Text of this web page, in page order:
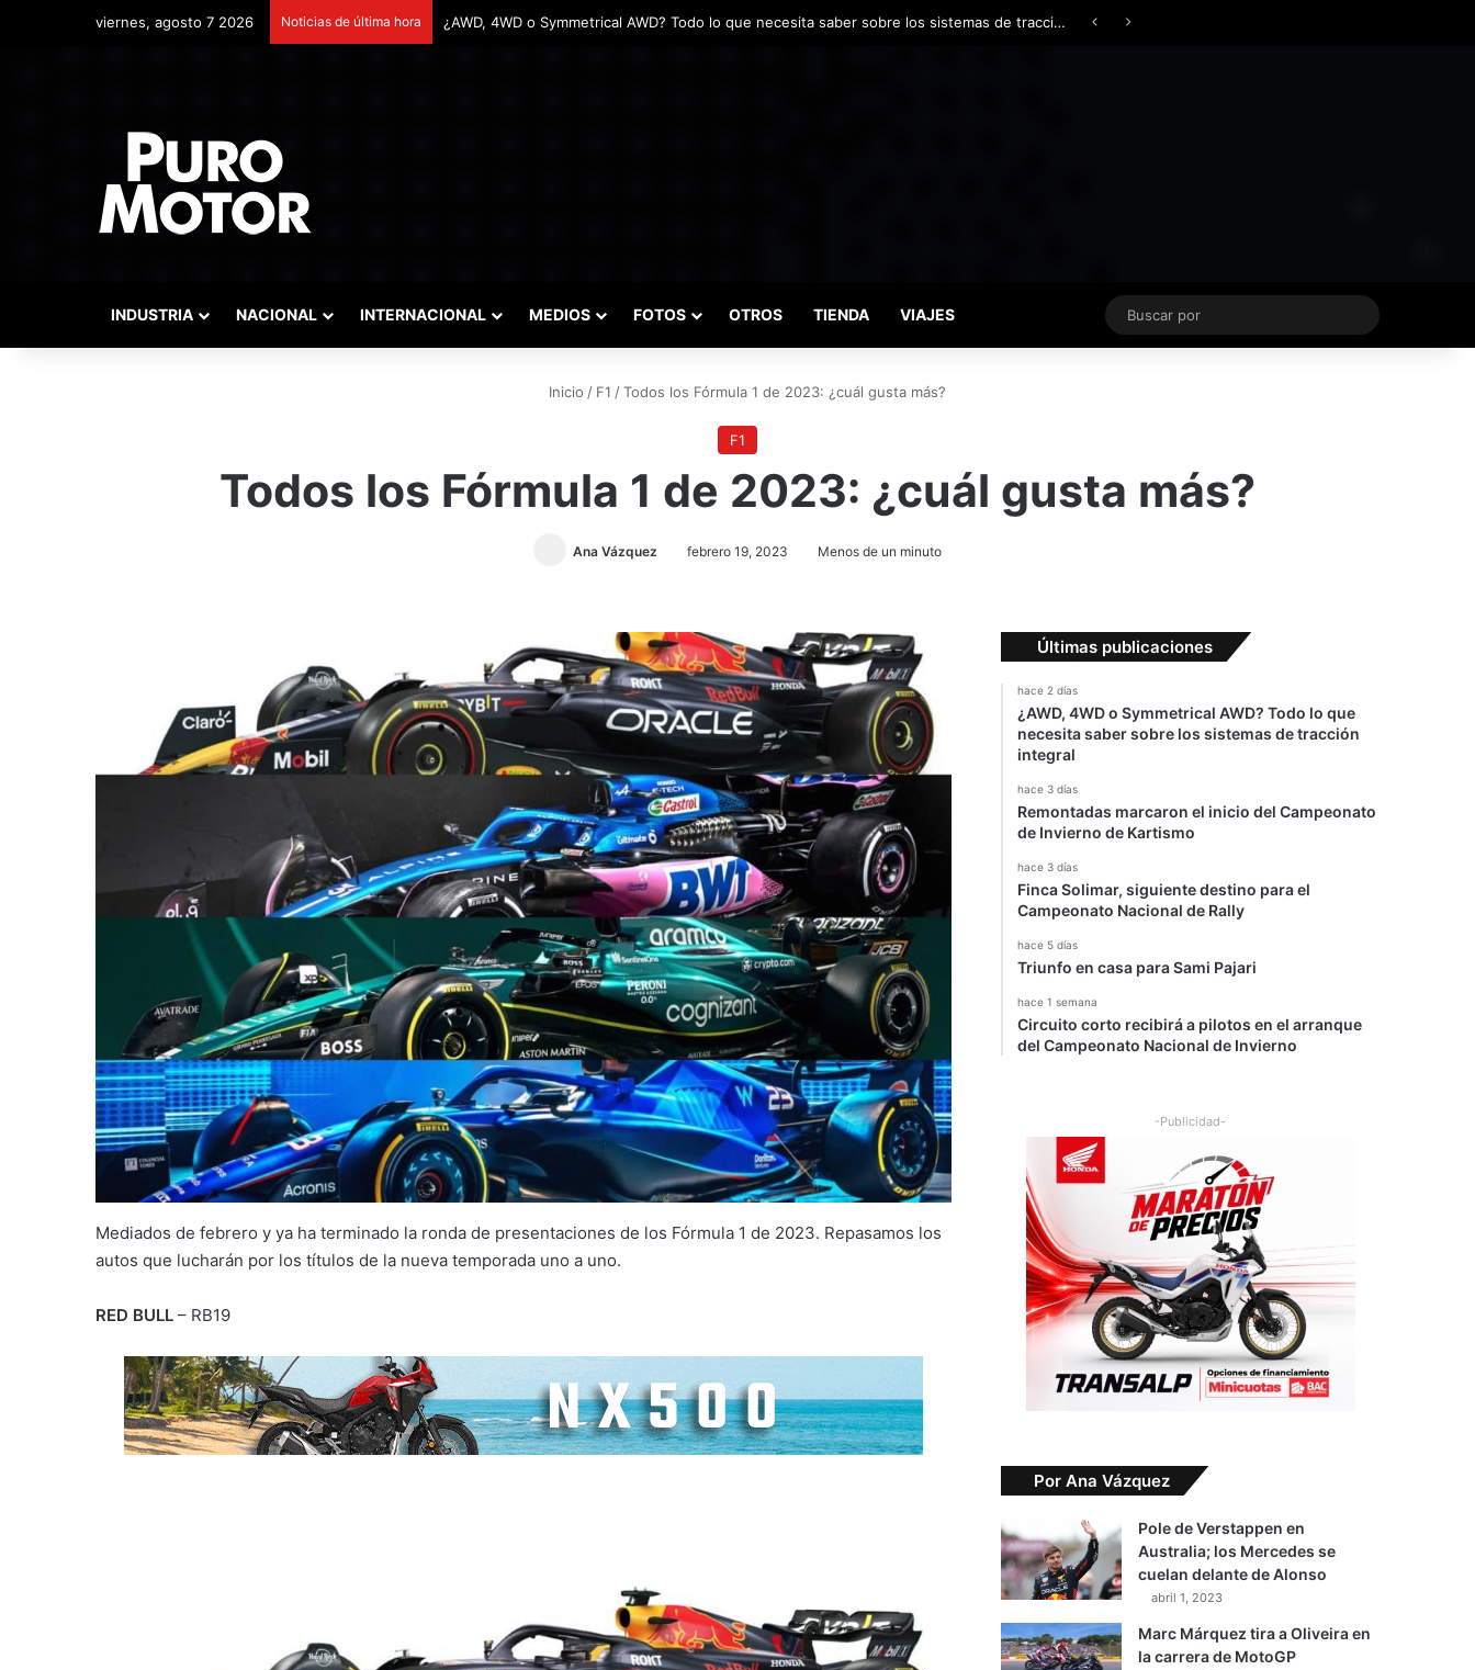
viernes, agosto 7 2026 Noticias de última hora Remontadas marcaron el inicio del Campeonato de Invierno de Kartismo
INDUSTRIA NACIONAL INTERNACIONAL MEDIOS FOTOS OTROS TIENDA VIAJES
Buscar
por
Inicio / F1 / Todos los Fórmula 1 de 2023: ¿cuál gusta más?
F1
Todos los Fórmula 1 de 2023: ¿cuál gusta más?
Ana Vázquez febrero 19, 2023 Menos de un minuto
Mediados de febrero y ya ha terminado la ronda de presentaciones de los Fórmula 1 de 2023. Repasamos los
autos que lucharán por los títulos de la nueva temporada uno a uno.
RED BULL – RB19
Últimas publicaciones
hace 2 días
¿AWD, 4WD o Symmetrical AWD? Todo lo que
necesita saber sobre los sistemas de tracción
integral
hace 3 días
Remontadas marcaron el inicio del Campeonato
de Invierno de Kartismo
hace 3 días
Finca Solimar, siguiente destino para el
Campeonato Nacional de Rally
hace 5 días
Triunfo en casa para Sami Pajari
hace 1 semana
Circuito corto recibirá a pilotos en el arranque
del Campeonato Nacional de Invierno
-Publicidad-
Por Ana Vázquez
Pole de Verstappen en
Australia; los Mercedes se
cuelan delante de Alonso
abril 1, 2023
Marc Márquez tira a Oliveira en
la carrera de MotoGP